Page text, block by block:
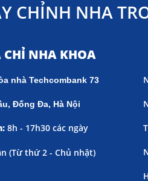
CHỈNH NHA
NHA KHOA
nhà Techcombank 73
Đống Đa, Hà Nội
8h - 17h30 các ngày
(Từ thứ 2 - Chủ nhật)